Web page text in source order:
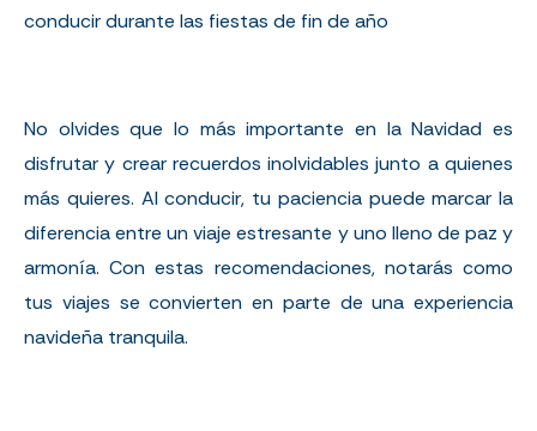
conducir durante las fiestas de fin de año
No olvides que lo más importante en la Navidad es
disfrutar y crear recuerdos inolvidables junto a quienes
más quieres. Al conducir, tu paciencia puede marcar la
diferencia entre un viaje estresante y uno lleno de paz y
armonía. Con estas recomendaciones, notarás como
tus viajes se convierten en parte de una experiencia
navideña tranquila.